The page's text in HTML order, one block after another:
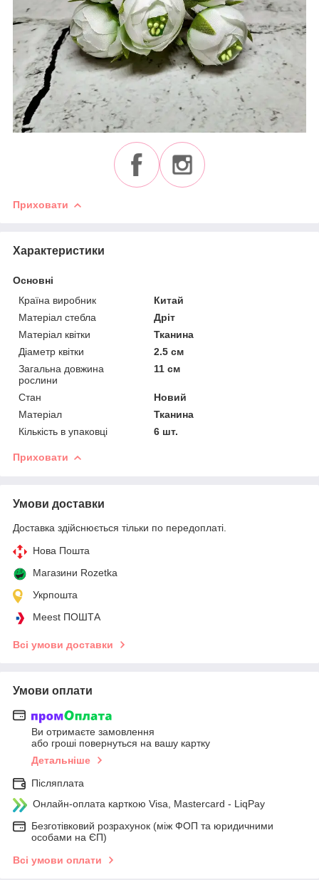
Приховати
Характеристики
Основні
Країна виробник
Китай
Матеріал стебла
Дріт
Матеріал квітки
Тканина
Діаметр квітки
2.5 см
Загальна довжина
рослини
11 см
Стан
Новий
Матеріал
Тканина
Кількість в упаковці
6 шт.
Приховати
Умови доставки
Доставка здійснюється тільки по передоплаті.
Нова Пошта
Магазини Rozetka
Укрпошта
Meest ПОШТА
Всі умови доставки
Умови оплати
Ви отримаєте замовлення
або гроші повернуться на вашу картку
Детальніше
Післяплата
Онлайн-оплата карткою Visa, Mastercard - LiqPay
Безготівковий розрахунок (між ФОП та юридичними
особами на ЄП)
Всі умови оплати